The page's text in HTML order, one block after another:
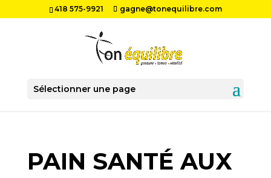
418 575-9921 gagne@tonequilibre.com
Sélectionner une page
PAIN SANTÉ AUX